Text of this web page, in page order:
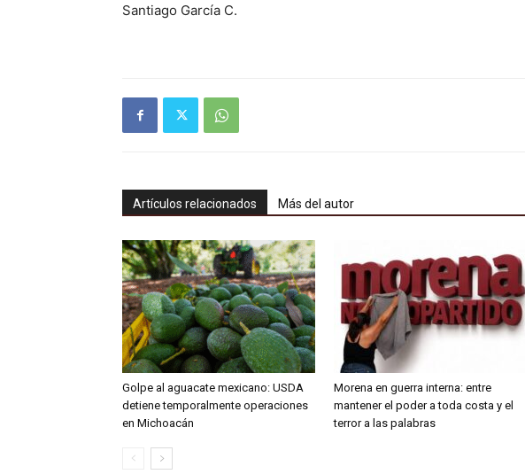
Santiago García C.
Artículos relacionados Más del autor
Golpe al aguacate mexicano: USDA
detiene temporalmente operaciones
en Michoacán
Morena en guerra interna: entre
mantener el poder a toda costa y el
terror a las palabras